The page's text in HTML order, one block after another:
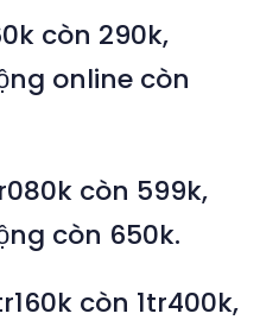
còn 290k,
online còn
còn 599k,
còn 650k.
còn 1tr400k,